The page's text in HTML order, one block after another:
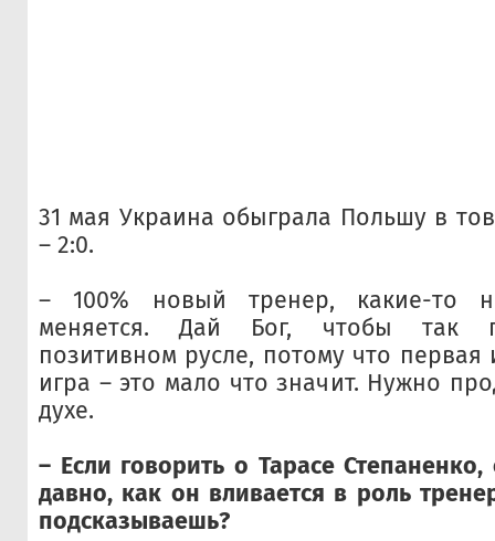
31 мая Украина обыграла Польшу в
– 2:0.
– 100% новый тренер, какие-то
меняется. Дай Бог, чтобы так
позитивном русле, потому что первая
игра – это мало что значит. Нужно
духе.
– Если говорить о Тарасе
давно, как он вливается в роль
подсказываешь?